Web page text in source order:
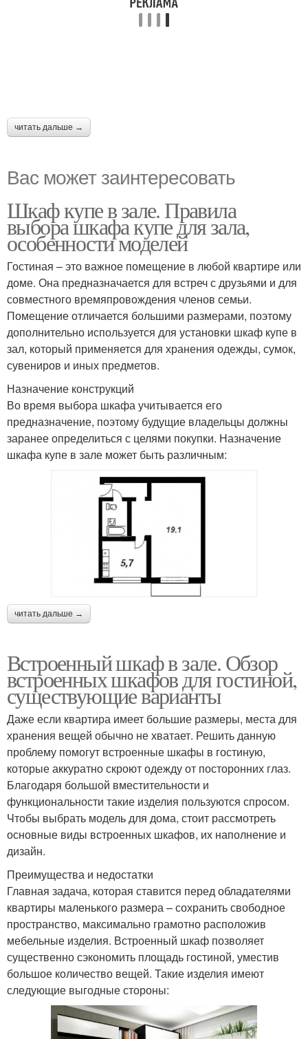
читать дальше →
Вас может заинтересовать
Шкаф купе в зале. Правила
выбора шкафа купе для зала,
особенности моделей
Гостиная – это важное помещение в любой квартире или
доме. Она предназначается для встреч с друзьями и для
совместного времяпровождения членов семьи.
Помещение отличается большими размерами, поэтому
дополнительно используется для установки шкаф купе в
зал, который применяется для хранения одежды, сумок,
сувениров и иных предметов.
Назначение конструкций
Во время выбора шкафа учитывается его
предназначение, поэтому будущие владельцы должны
заранее определиться с целями покупки. Назначение
шкафа купе в зале может быть различным:
читать дальше →
Встроенный шкаф в зале. Обзор
встроенных шкафов для гостиной,
существующие варианты
Даже если квартира имеет большие размеры, места для
хранения вещей обычно не хватает. Решить данную
проблему помогут встроенные шкафы в гостиную,
которые аккуратно скроют одежду от посторонних глаз.
Благодаря большой вместительности и
функциональности такие изделия пользуются спросом.
Чтобы выбрать модель для дома, стоит рассмотреть
основные виды встроенных шкафов, их наполнение и
дизайн.
Преимущества и недостатки
Главная задача, которая ставится перед обладателями
квартиры маленького размера – сохранить свободное
пространство, максимально грамотно расположив
мебельные изделия. Встроенный шкаф позволяет
существенно сэкономить площадь гостиной, уместив
большое количество вещей. Такие изделия имеют
следующие выгодные стороны: